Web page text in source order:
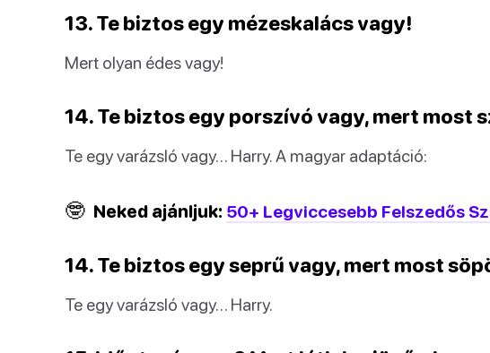
13. Te biztos egy mézeskalács vagy!
Mert olyan édes vagy!
14. Te biztos egy porszívó vagy, mert most
Te egy varázsló vagy… Harry. A magyar adaptáció:
🤓 Neked ajánljuk: 50+ Legviccesebb Felszedős
14. Te biztos egy seprű vagy, mert most
Te egy varázsló vagy… Harry.